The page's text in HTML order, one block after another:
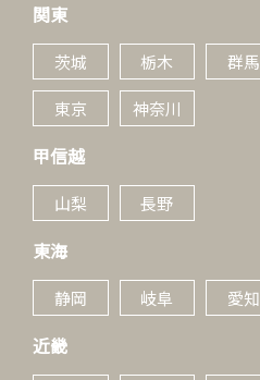
関東
茨城 栃木 群馬
東京 神奈川
甲信越
山梨 長野
東海
静岡 岐阜 愛知
近畿